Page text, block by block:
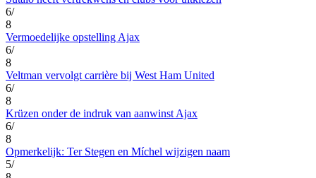
6/
8
Vermoedelijke opstelling Ajax
6/
8
Veltman vervolgt carrière bij West Ham United
6/
8
Krüzen onder de indruk van aanwinst Ajax
6/
8
Opmerkelijk: Ter Stegen en Míchel wijzigen naam
5/